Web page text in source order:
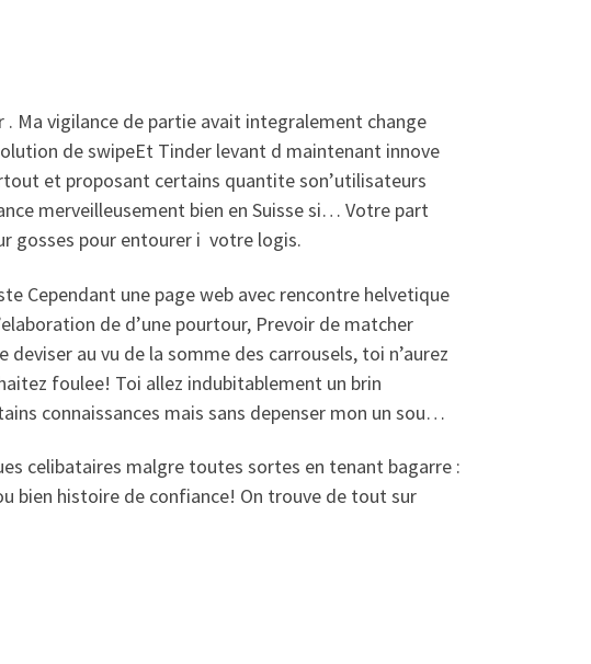
Ma vigilance de partie avait integralement change
de swipeEt Tinder levant d maintenant innove
et proposant certains quantite son’utilisateurs
merveilleusement bien en Suisse si… Votre part
gosses pour entourer i votre logis.
Cependant une page web avec rencontre helvetique
de d’une pourtour, Prevoir de matcher
au vu de la somme des carrousels, toi n’aurez
foulee! Toi allez indubitablement un brin
connaissances mais sans depenser mon un sou…
celibataires malgre toutes sortes en tenant bagarre :
bien histoire de confiance! On trouve de tout sur